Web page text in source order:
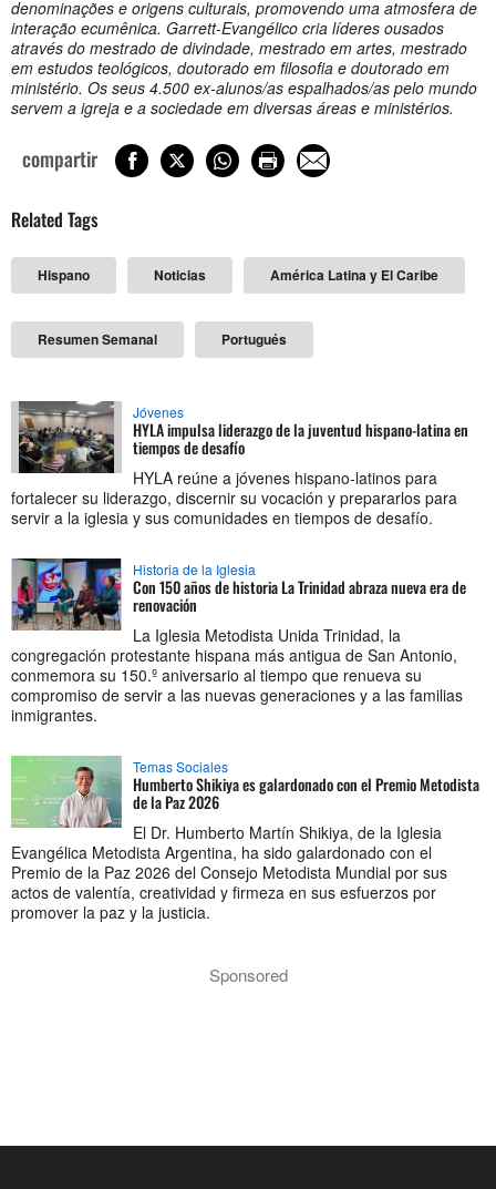
denominações e origens culturais, promovendo uma atmosfera de
interação ecumênica. Garrett-Evangélico cria líderes ousados
através do mestrado de divindade, mestrado em artes, mestrado
em estudos teológicos, doutorado em filosofia e doutorado em
ministério. Os seus 4.500 ex-alunos/as espalhados/as pelo mundo
servem a igreja e a sociedade em diversas áreas e ministérios.
compartir
Related Tags
Hispano Noticias América Latina y El Caribe
Resumen Semanal Portugués
Jóvenes
HYLA impulsa liderazgo de la juventud hispano-latina en
tiempos de desafío
HYLA reúne a jóvenes hispano-latinos para
fortalecer su liderazgo, discernir su vocación y prepararlos para
servir a la iglesia y sus comunidades en tiempos de desafío.
Historia de la Iglesia
Con 150 años de historia La Trinidad abraza nueva era de
renovación
La Iglesia Metodista Unida Trinidad, la
congregación protestante hispana más antigua de San Antonio,
conmemora su 150.º aniversario al tiempo que renueva su
compromiso de servir a las nuevas generaciones y a las familias
inmigrantes.
Temas Sociales
Humberto Shikiya es galardonado con el Premio Metodista
de la Paz 2026
El Dr. Humberto Martín Shikiya, de la Iglesia
Evangélica Metodista Argentina, ha sido galardonado con el
Premio de la Paz 2026 del Consejo Metodista Mundial por sus
actos de valentía, creatividad y firmeza en sus esfuerzos por
promover la paz y la justicia.
Sponsored